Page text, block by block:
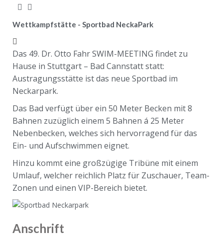
Wettkampfstätte - Sportbad NeckaPark
Das 49. Dr. Otto Fahr SWIM-MEETING findet zu
Hause in Stuttgart – Bad Cannstatt statt:
Austragungsstätte ist das neue Sportbad im
Neckarpark.
Das Bad verfügt über ein 50 Meter Becken mit 8
Bahnen zuzüglich einem 5 Bahnen á 25 Meter
Nebenbecken, welches sich hervorragend für das
Ein- und Aufschwimmen eignet.
Hinzu kommt eine großzügige Tribüne mit einem
Umlauf, welcher reichlich Platz für Zuschauer, Team-
Zonen und einen VIP-Bereich bietet.
Anschrift